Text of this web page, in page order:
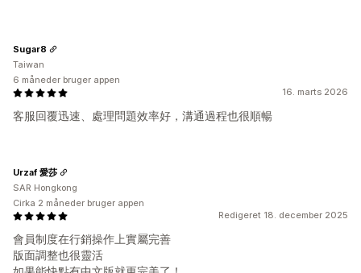
16. marts 2026
客服回覆迅速、處理問題效率好，溝通過程也很順暢
Sugar8
Taiwan
6 måneder bruger appen
Redigeret 18. december 2025
會員制度在行銷操作上實屬完善
版面調整也很靈活
Urzaf 愛莎
SAR Hongkong
Cirka 2 måneder bruger appen